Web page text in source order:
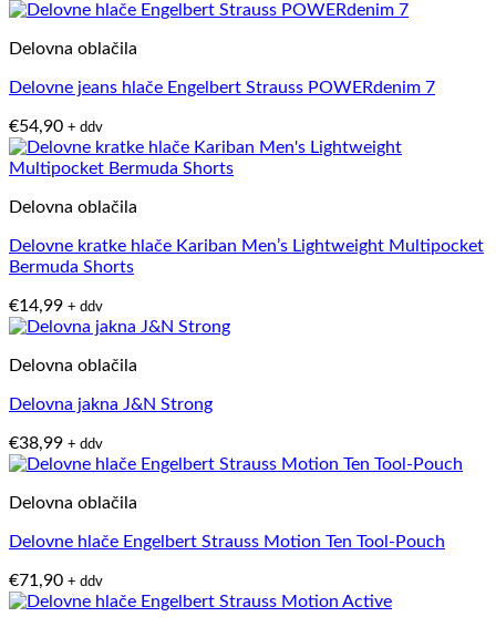
Delovna oblačila
Delovne jeans hlače Engelbert Strauss POWERdenim 7
€54,90 + ddv
Delovna oblačila
Delovne kratke hlače Kariban Men’s Lightweight Multipocket
Bermuda Shorts
€14,99 + ddv
Delovna oblačila
Delovna jakna J&N Strong
€38,99 + ddv
Delovna oblačila
Delovne hlače Engelbert Strauss Motion Ten Tool-Pouch
€71,90 + ddv